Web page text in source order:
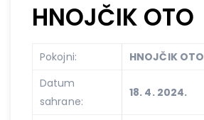
HNOJČIK OTO
Pokojni:
HNOJČIK OTO
Datum
sahrane:
18. 4. 2024.